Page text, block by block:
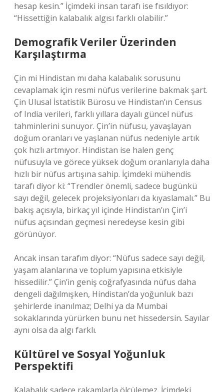
hesap kesin.” İçimdeki insan tarafı ise fısıldıyor:
“Hissettiğin kalabalık algısı farklı olabilir.”
Demografik Veriler Üzerinden
Karşılaştırma
Çin mi Hindistan mı daha kalabalık sorusunu
cevaplamak için resmi nüfus verilerine bakmak şart.
Çin Ulusal İstatistik Bürosu ve Hindistan’ın Census
of India verileri, farklı yıllara dayalı güncel nüfus
tahminlerini sunuyor. Çin’in nüfusu, yavaşlayan
doğum oranları ve yaşlanan nüfus nedeniyle artık
çok hızlı artmıyor. Hindistan ise halen genç
nüfusuyla ve görece yüksek doğum oranlarıyla daha
hızlı bir nüfus artışına sahip. İçimdeki mühendis
tarafı diyor ki: “Trendler önemli, sadece bugünkü
sayı değil, gelecek projeksiyonları da kıyaslamalı.” Bu
bakış açısıyla, birkaç yıl içinde Hindistan’ın Çin’i
nüfus açısından geçmesi neredeyse kesin gibi
görünüyor.
Ancak insan tarafım diyor: “Nüfus sadece sayı değil,
yaşam alanlarına ve toplum yapısına etkisiyle
hissedilir.” Çin’in geniş coğrafyasında nüfus daha
dengeli dağılmışken, Hindistan’da yoğunluk bazı
şehirlerde inanılmaz; Delhi ya da Mumbai
sokaklarında yürürken bunu net hissedersin. Sayılar
aynı olsa da algı farklı.
Kültürel ve Sosyal Yoğunluk
Perspektifi